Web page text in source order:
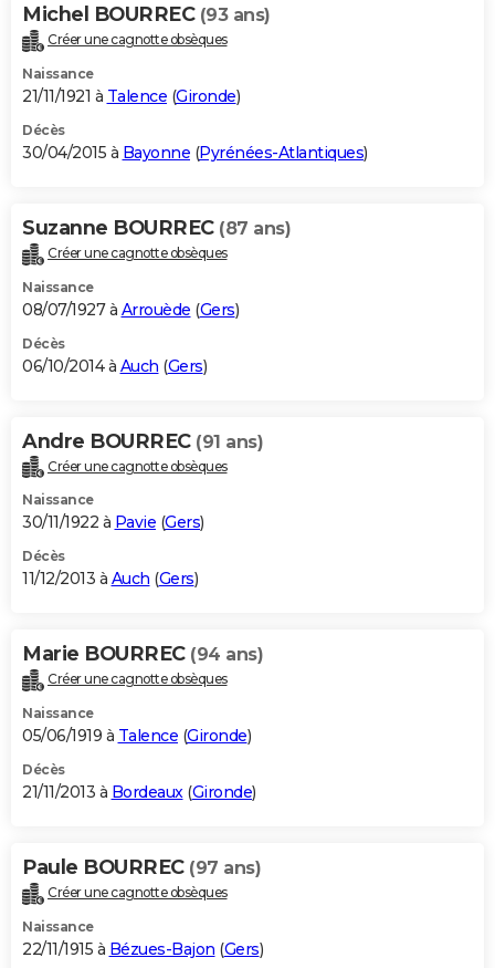
Michel BOURREC (93 ans)
Créer une cagnotte obsèques
Naissance
21/11/1921 à Talence (Gironde)
Décès
30/04/2015 à Bayonne (Pyrénées-Atlantiques)
Suzanne BOURREC (87 ans)
Créer une cagnotte obsèques
Naissance
08/07/1927 à Arrouède (Gers)
Décès
06/10/2014 à Auch (Gers)
Andre BOURREC (91 ans)
Créer une cagnotte obsèques
Naissance
30/11/1922 à Pavie (Gers)
Décès
11/12/2013 à Auch (Gers)
Marie BOURREC (94 ans)
Créer une cagnotte obsèques
Naissance
05/06/1919 à Talence (Gironde)
Décès
21/11/2013 à Bordeaux(Gironde)
Paule BOURREC (97 ans)
Créer une cagnotte obsèques
Naissance
22/11/1915 à Bézues-Bajon (Gers)